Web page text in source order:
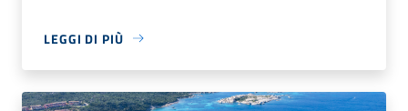
LEGGI DI PIÙ